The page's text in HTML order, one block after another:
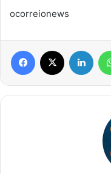
ocorreionews
Facebook